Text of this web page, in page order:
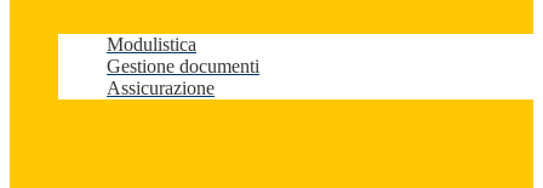
Modulistica
Gestione documenti
Assicurazione